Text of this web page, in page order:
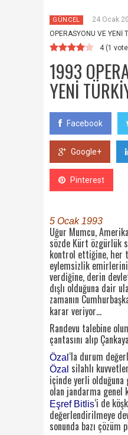
GÜNCEL 24 Ocak
OPERASYONU VE YENİ
4(1
1993
YENİ
Facebook
Google+
Pinterest
5 Ocak 1993
Uğur Mumcu,
sözde Kürt özgürlük
kontrol ettiğine, her
eylemsizlik
verdiğine, derin
dışlı olduğuna dair
zamanın
karar veriyor…
Randevu talebine
çantasını alıp
Özal ‘la durum
Özal silahlı
içinde yerli olduğuna
olan jandarma genel
Eşref Bitlis‘i de
değerlendirilmeye
sonunda bazı